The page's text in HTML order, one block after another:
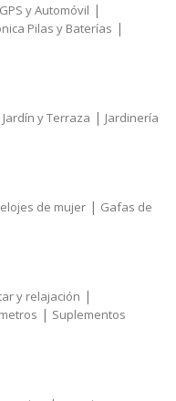
y Automóvil |
Pilas y Baterías |
Jardín y Terraza | Jardinería
de mujer | Gafas de
y relajación |
| Suplementos